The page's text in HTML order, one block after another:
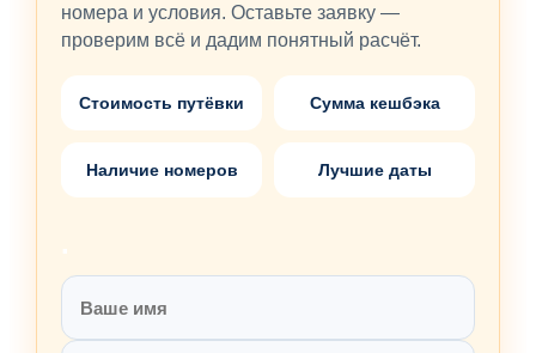
номера и условия. Оставьте заявку —
проверим всё и дадим понятный расчёт.
Стоимость путёвки Сумма кешбэка
Наличие номеров Лучшие даты